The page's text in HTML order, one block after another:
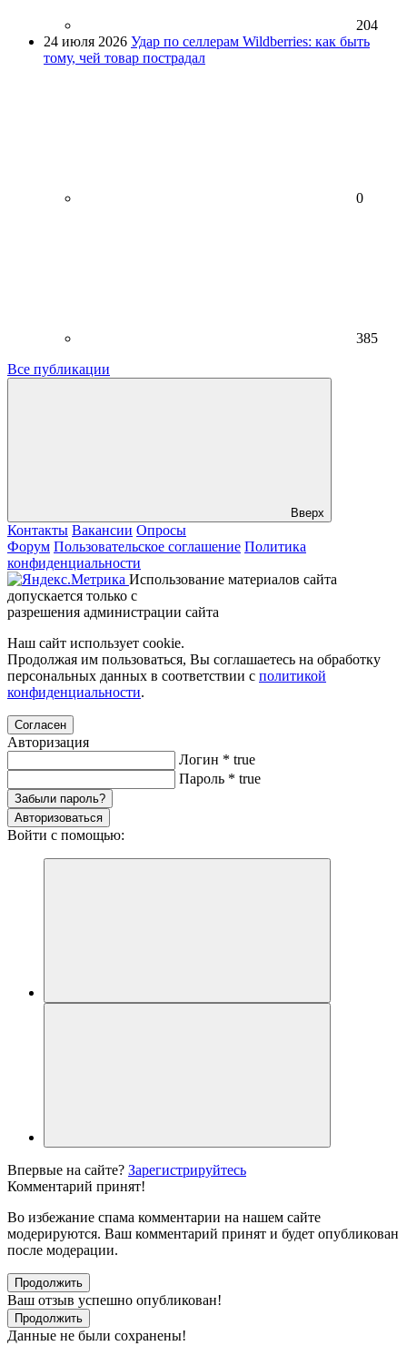
204
24 июля 2026 Удар по селлерам Wildberries: как быть
тому, чей товар пострадал
0
385
Все публикации
Вверх
Контакты Вакансии Опросы
Форум Пользовательское соглашение Политика
конфиденциальности
Использование материалов сайта
допускается только с
разрешения администрации сайта
Наш сайт использует cookie.
Продолжая им пользоваться, Вы соглашаетесь на обработку
персональных данных в соответствии с политикой
конфиденциальности.
Согласен
Авторизация
Логин * true
Пароль * true
Забыли пароль?
Авторизоваться
Войти с помощью:
Впервые на сайте? Зарегистрируйтесь
Комментарий принят!
Во избежание спама комментарии на нашем сайте
модерируются. Ваш комментарий принят и будет опубликован
после модерации.
Продолжить
Ваш отзыв успешно опубликован!
Продолжить
Данные не были сохранены!